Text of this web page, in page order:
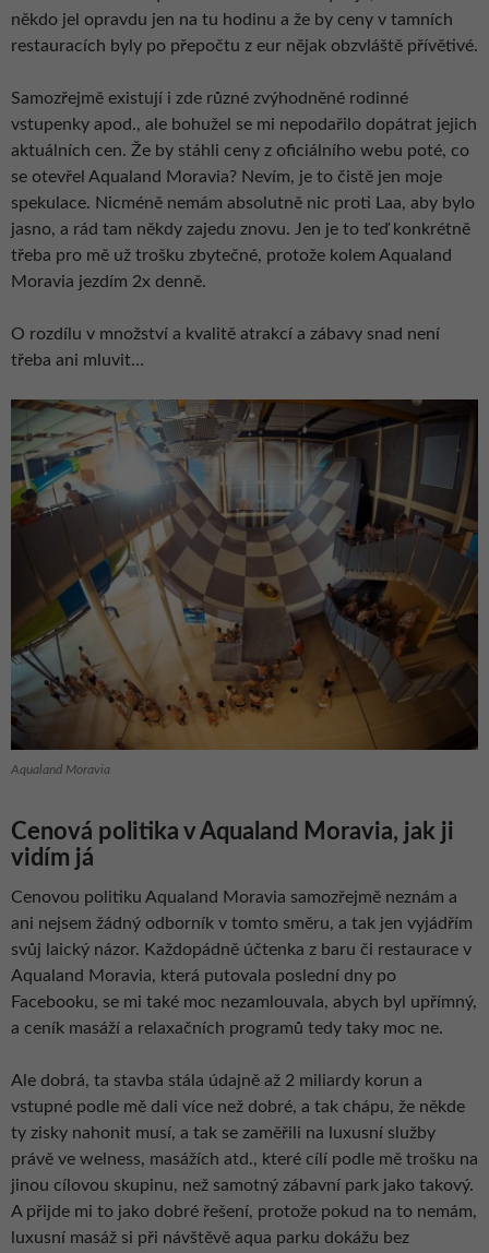
někdo jel opravdu jen na tu hodinu a že by ceny v tamních
restauracích byly po přepočtu z eur nějak obzvláště přívětivé.
Samozřejmě existují i zde různé zvýhodněné rodinné
vstupenky apod., ale bohužel se mi nepodařilo dopátrat jejich
aktuálních cen. Že by stáhli ceny z oficiálního webu poté, co
se otevřel Aqualand Moravia? Nevím, je to čistě jen moje
spekulace. Nicméně nemám absolutně nic proti Laa, aby bylo
jasno, a rád tam někdy zajedu znovu. Jen je to teď konkrétně
třeba pro mě už trošku zbytečné, protože kolem Aqualand
Moravia jezdím 2x denně.
O rozdílu v množství a kvalitě atrakcí a zábavy snad není
třeba ani mluvit…
Aqualand Moravia
Cenová politika v Aqualand Moravia, jak ji
vidím já
Cenovou politiku Aqualand Moravia samozřejmě neznám a
ani nejsem žádný odborník v tomto směru, a tak jen vyjádřím
svůj laický názor. Každopádně účtenka z baru či restaurace v
Aqualand Moravia, která putovala poslední dny po
Facebooku, se mi také moc nezamlouvala, abych byl upřímný,
a ceník masáží a relaxačních programů tedy taky moc ne.
Ale dobrá, ta stavba stála údajně až 2 miliardy korun a
vstupné podle mě dali více než dobré, a tak chápu, že někde
ty zisky nahonit musí, a tak se zaměřili na luxusní služby
právě ve welness, masážích atd., které cílí podle mě trošku na
jinou cílovou skupinu, než samotný zábavní park jako takový.
A přijde mi to jako dobré řešení, protože pokud na to nemám,
luxusní masáž si při návštěvě aqua parku dokážu bez